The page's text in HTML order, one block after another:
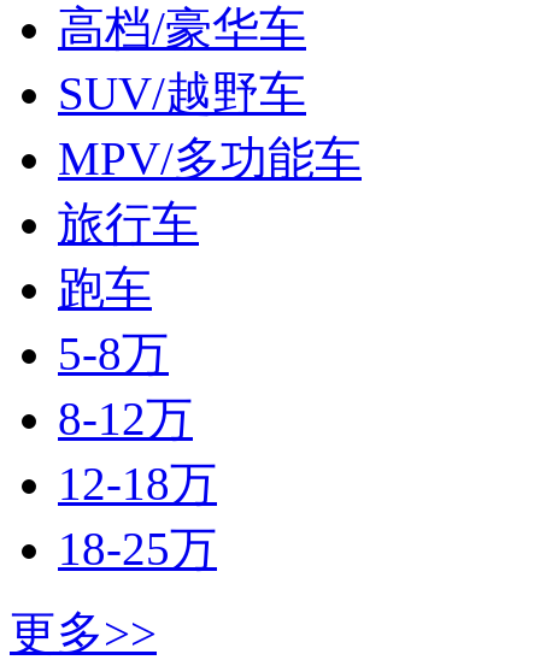
高档/豪华车
SUV/越野车
MPV/多功能车
旅行车
跑车
5-8万
8-12万
12-18万
18-25万
更多>>